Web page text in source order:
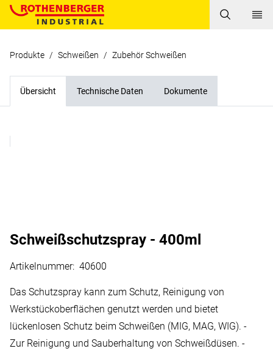
Produkte / Schweißen / Zubehör Schweißen
Übersicht Technische Daten Dokumente
Schweißschutzspray - 400ml
Artikelnummer: 40600
Das Schutzspray kann zum Schutz, Reinigung von
Werkstückoberflächen genutzt werden und bietet
lückenlosen Schutz beim Schweißen (MIG, MAG, WIG). -
Zur Reinigung und Sauberhaltung von Schweißdüsen. -